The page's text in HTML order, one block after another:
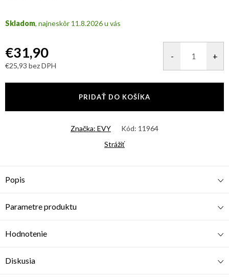
Skladom 11.8.2026
€31,90
€25,93 bez DPH
PRIDAŤ DO KOŠÍKA
Značka: EVY Kód: 11964
Strážiť
Popis
Parametre produktu
Hodnotenie
Diskusia